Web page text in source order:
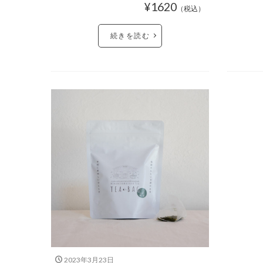
¥1620 （税込）
続きを読む
2023年3月23日